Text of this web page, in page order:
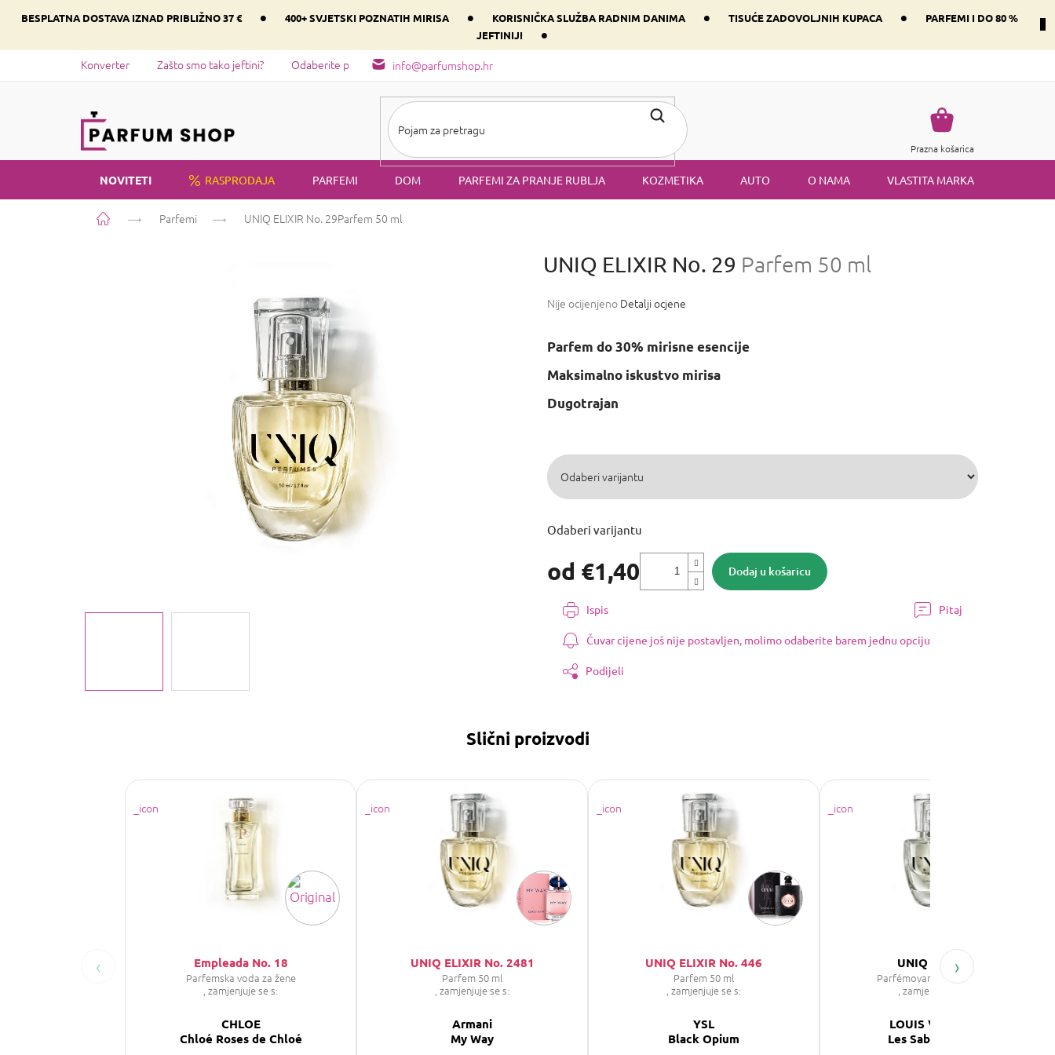
BESPLATNA DOSTAVA IZNAD PRIBLIŽNO 37 € • 400+ SVJETSKI POZNATIH MIRISA • KORISNIČKA SLUŽBA RADNIM DANIMA • TISUĆE ZADOVOLJNIH KUPACA •
PARFEMI I DO 80 %
JEFTINIJI
•
info@parfumshop.hr
Konverter Zašto smo tako jeftini? Odaberite parfem svog srca prema dominantnoj komponenti
Košarica
Prazna košarica
NOVITETI RASPRODAJA PARFEMI DOM PARFEMI ZA PRANJE RUBLJA KOZMETIKA AUTO O NAMA VLASTITA MARKA
Početna Parfemi UNIQ ELIXIR No. 29Parfem 50 ml
UNIQ ELIXIR No. 29 Parfem 50 ml
Prosječna
je
od
zvjezdica.
Nije ocijenjeno Detalji ocjene
od €1,40
cijenu:
Odaberi varijantu
Dodaj u košaricu
Parfem do 30% mirisne esencije
Maksimalno iskustvo mirisa
Dugotrajan
Ispis Pitaj
Čuvar cijene još nije postavljen, molimo odaberite barem jednu opciju
Podijeli
Slični proizvodi
‹ Empleada No. 18
Parfemska voda za žene
, zamjenjuje se s:
CHLOE
Chloé Roses de Chloé
UNIQ ELIXIR No. 2481
Parfem 50 ml
, zamjenjuje se s:
Armani
My Way
UNIQ ELIXIR No. 446
Parfem 50 ml
, zamjenjuje se s:
YSL
Black Opium
UNIQ No. 853
Parfémovaná voda unisex
, zamjenjuje se s:
LOUIS VUITTON
Les Sables Roses
›